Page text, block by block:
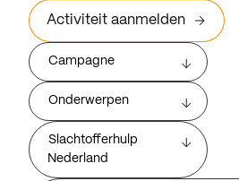
Activiteit aanmelden
Campagne
Onderwerpen
Slachtofferhulp
Nederland